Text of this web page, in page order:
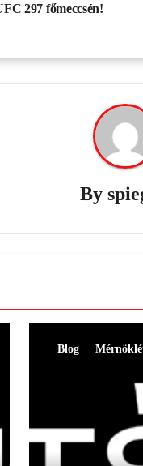
297 főmeccsén!
By
Blog